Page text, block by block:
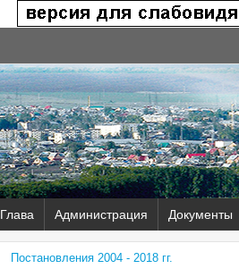
Глава Администрация Документы
Постановления 2004 - 2018 гг.